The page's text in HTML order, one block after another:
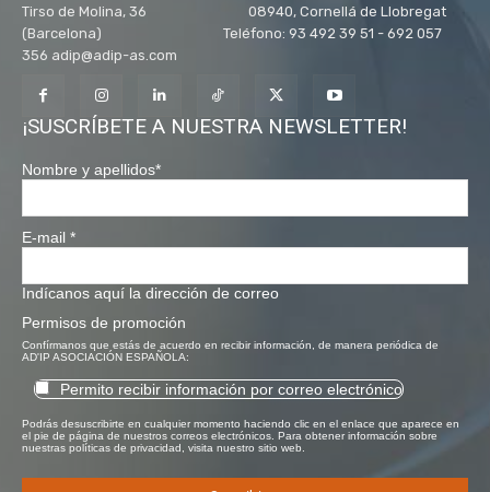
Tirso de Molina, 36 08940, Cornellá de Llobregat
(Barcelona) Teléfono: 93 492 39 51 - 692 057
356 adip@adip-as.com
¡SUSCRÍBETE A NUESTRA NEWSLETTER!
Nombre y apellidos*
E-mail *
Indícanos aquí la dirección de correo
Permisos de promoción
Confírmanos que estás de acuerdo en recibir información, de manera periódica de
AD'IP ASOCIACIÓN ESPAÑOLA:
Permito recibir información por correo electrónico
Podrás desuscribirte en cualquier momento haciendo clic en el enlace que aparece en
el pie de página de nuestros correos electrónicos. Para obtener información sobre
nuestras políticas de privacidad, visita nuestro sitio web.